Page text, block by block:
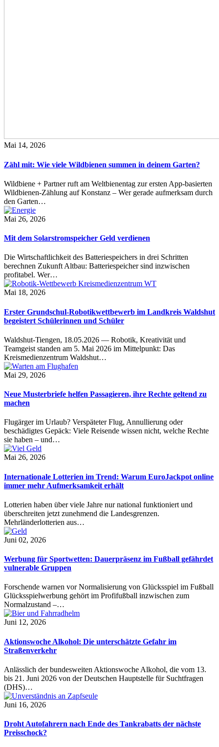
Mai 14, 2026
Zähl mit: Wie viele Wildbienen summen in deinem Garten?
Wildbiene + Partner ruft am Weltbienentag zur ersten App-basierten
Wildbienen-Zählung auf Konstanz – Wer gerade aufmerksam durch
den Garten…
Mai 26, 2026
Mit dem Solarstromspeicher Geld verdienen
Die Wirtschaftlichkeit des Batteriespeichers in drei Schritten
berechnen Zukunft Altbau: Batteriespeicher sind inzwischen
profitabel. Wer…
Mai 18, 2026
Erster Grundschul-Robotikwettbewerb im Landkreis Waldshut
begeistert Schülerinnen und Schüler
Waldshut-Tiengen, 18.05.2026 — Robotik, Kreativität und
Teamgeist standen am 5. Mai 2026 im Mittelpunkt: Das
Kreismedienzentrum Waldshut…
Mai 29, 2026
Neue Musterbriefe helfen Passagieren, ihre Rechte geltend zu
machen
Flugärger im Urlaub? Verspäteter Flug, Annullierung oder
beschädigtes Gepäck: Viele Reisende wissen nicht, welche Rechte
sie haben – und…
Mai 26, 2026
Internationale Lotterien im Trend: Warum EuroJackpot online
immer mehr Aufmerksamkeit erhält
Lotterien haben über viele Jahre nur national funktioniert und
überschreiten jetzt zunehmend die Landesgrenzen.
Mehrländerlotterien aus…
Juni 02, 2026
Werbung für Sportwetten: Dauerpräsenz im Fußball gefährdet
vulnerable Gruppen
Forschende warnen vor Normalisierung von Glücksspiel im Fußball
Glücksspielwerbung gehört im Profifußball inzwischen zum
Normalzustand –…
Juni 12, 2026
Aktionswoche Alkohol: Die unterschätzte Gefahr im
Straßenverkehr
Anlässlich der bundesweiten Aktionswoche Alkohol, die vom 13.
bis 21. Juni 2026 von der Deutschen Hauptstelle für Suchtfragen
(DHS)…
Juni 16, 2026
Droht Autofahrern nach Ende des Tankrabatts der nächste
Preisschock?